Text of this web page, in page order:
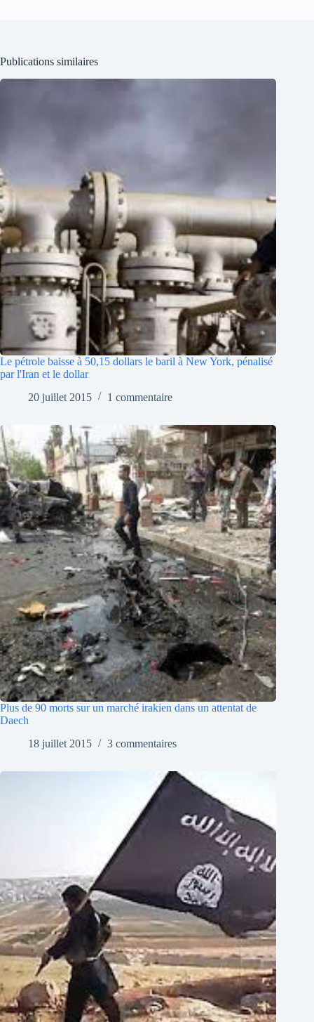
Publications similaires
Le pétrole baisse à 50,15 dollars le baril à New York, pénalisé
par l'Iran et le dollar
20 juillet 2015
1 commentaire
Plus de 90 morts sur un marché irakien dans un attentat de
Daech
18 juillet 2015
3 commentaires